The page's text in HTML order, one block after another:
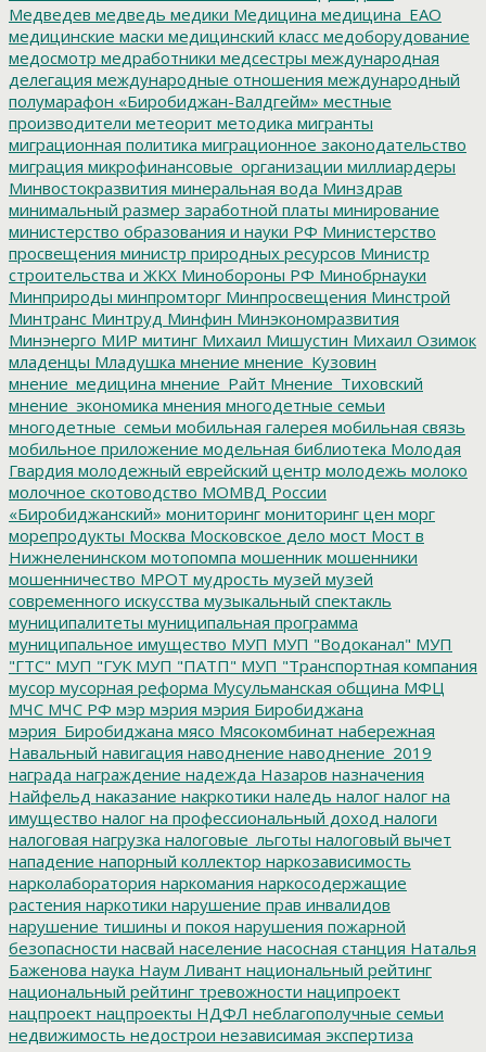
Медведев медведь медики Медицина медицина_ЕАО
медицинские маски медицинский класс медоборудование
медосмотр медработники медсестры международная
делегация международные отношения международный
полумарафон «Биробиджан-Валдгейм» местные
производители метеорит методика мигранты
миграционная политика миграционное законодательство
миграция микрофинансовые_организации миллиардеры
Минвостокразвития минеральная вода Минздрав
минимальный размер заработной платы минирование
министерство образования и науки РФ Министерство
просвещения министр природных ресурсов Министр
строительства и ЖКХ Минобороны РФ Минобрнауки
Минприроды минпромторг Минпросвещения Минстрой
Минтранс Минтруд Минфин Минэкономразвития
Минэнерго МИР митинг Михаил Мишустин Михаил Озимок
младенцы Младушка мнение мнение_Кузовин
мнение_медицина мнение_Райт Мнение_Тиховский
мнение_экономика мнения многодетные семьи
многодетные_семьи мобильная галерея мобильная связь
мобильное приложение модельная библиотека Молодая
Гвардия молодежный еврейский центр молодежь молоко
молочное скотоводство МОМВД России
«Биробиджанский» мониторинг мониторинг цен морг
морепродукты Москва Московское дело мост Мост в
Нижнеленинском мотопомпа мошенник мошенники
мошенничество МРОТ мудрость музей музей
современного искусства музыкальный спектакль
муниципалитеты муниципальная программа
муниципальное имущество МУП МУП "Водоканал" МУП
"ГТС" МУП "ГУК МУП "ПАТП" МУП "Транспортная компания
мусор мусорная реформа Мусульманская община МФЦ
МЧС МЧС РФ мэр мэрия мэрия Биробиджана
мэрия_Биробиджана мясо Мясокомбинат набережная
Навальный навигация наводнение наводнение_2019
награда награждение надежда Назаров назначения
Найфельд наказание накркотики наледь налог налог на
имущество налог на профессиональный доход налоги
налоговая нагрузка налоговые_льготы налоговый вычет
нападение напорный коллектор наркозависимость
нарколаборатория наркомания наркосодержащие
растения наркотики нарушение прав инвалидов
нарушение тишины и покоя нарушения пожарной
безопасности насвай население насосная станция Наталья
Баженова наука Наум Ливант национальный рейтинг
национальный рейтинг тревожности наципроект
нацпроект нацпроекты НДФЛ неблагополучные семьи
недвижимость недострои независимая экспертиза